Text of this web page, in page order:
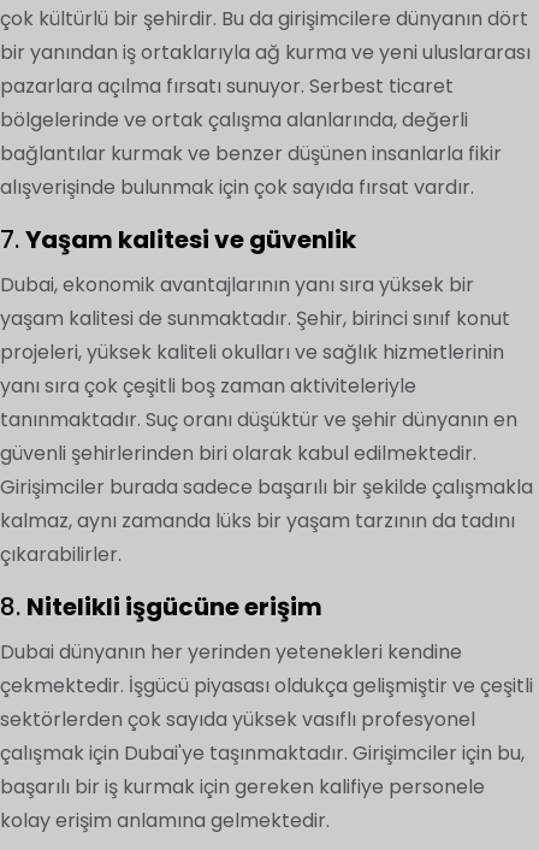
çok kültürlü bir şehirdir. Bu da girişimcilere dünyanın dört
bir yanından iş ortaklarıyla ağ kurma ve yeni uluslararası
pazarlara açılma fırsatı sunuyor. Serbest ticaret
bölgelerinde ve ortak çalışma alanlarında, değerli
bağlantılar kurmak ve benzer düşünen insanlarla fikir
alışverişinde bulunmak için çok sayıda fırsat vardır.
7.Yaşam kalitesi ve güvenlik
Dubai, ekonomik avantajlarının yanı sıra yüksek bir
yaşam kalitesi de sunmaktadır. Şehir, birinci sınıf konut
projeleri, yüksek kaliteli okulları ve sağlık hizmetlerinin
yanı sıra çok çeşitli boş zaman aktiviteleriyle
tanınmaktadır. Suç oranı düşüktür ve şehir dünyanın en
güvenli şehirlerinden biri olarak kabul edilmektedir.
Girişimciler burada sadece başarılı bir şekilde çalışmakla
kalmaz, aynı zamanda lüks bir yaşam tarzının da tadını
çıkarabilirler.
8. Nitelikli işgücüne erişim
Dubai dünyanın her yerinden yetenekleri kendine
çekmektedir. İşgücü piyasası oldukça gelişmiştir ve çeşitli
sektörlerden çok sayıda yüksek vasıflı profesyonel
çalışmak için Dubai'ye taşınmaktadır. Girişimciler için bu,
başarılı bir iş kurmak için gereken kalifiye personele
kolay erişim anlamına gelmektedir.